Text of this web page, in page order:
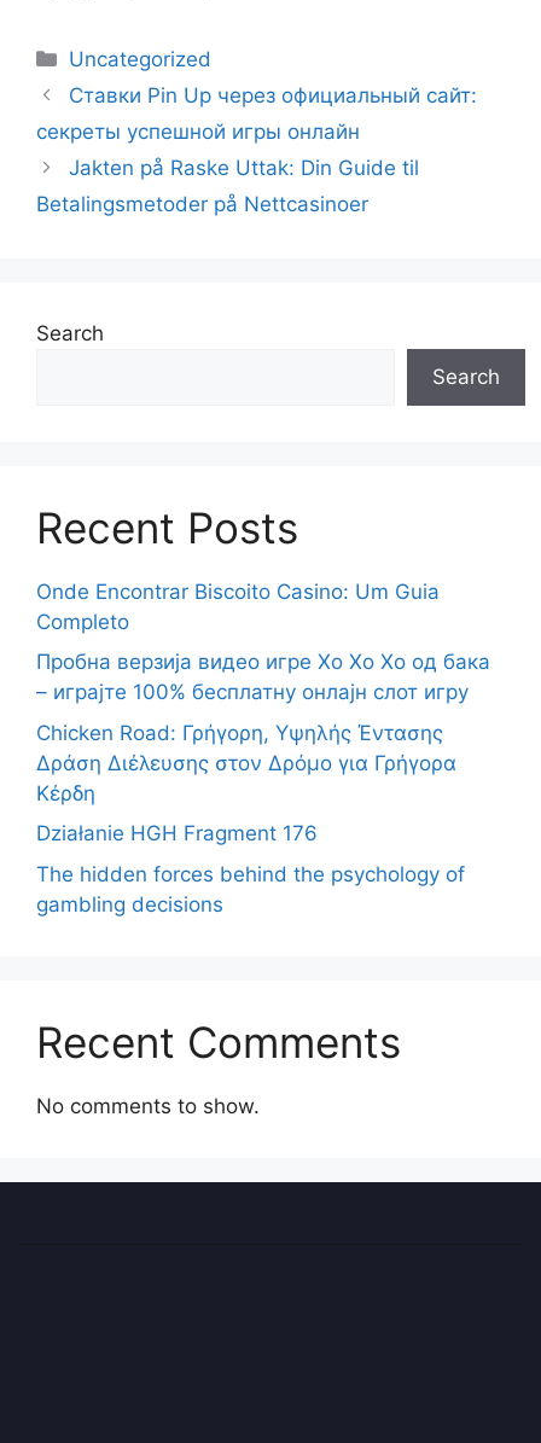
Uncategorized
Ставки Pin Up через официальный сайт:
секреты успешной игры онлайн
Jakten på Raske Uttak: Din Guide til
Betalingsmetoder på Nettcasinoer
Search
Search
Recent Posts
Onde Encontrar Biscoito Casino: Um Guia
Completo
Пробна верзија видео игре Хо Хо Хо од бака
– играјте 100% бесплатну онлајн слот игру
Chicken Road: Γρήγορη, Υψηλής Έντασης
Δράση Διέλευσης στον Δρόμο για Γρήγορα
Κέρδη
Działanie HGH Fragment 176
The hidden forces behind the psychology of
gambling decisions
Recent Comments
No comments to show.